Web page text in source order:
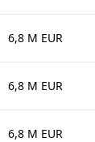
6,8 M EUR
6,8 M EUR
6,8 M EUR